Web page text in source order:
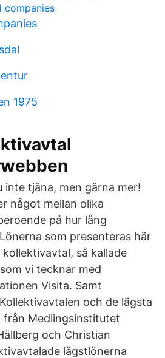
companies
1975
inte tjäna, men gärna mer!
något mellan olika
på hur lång
som presenteras här
så kallade
vi tecknar med
Visita. Samt
och de lägsta
från Medlingsinstitutet
och Christian
lägstlönerna